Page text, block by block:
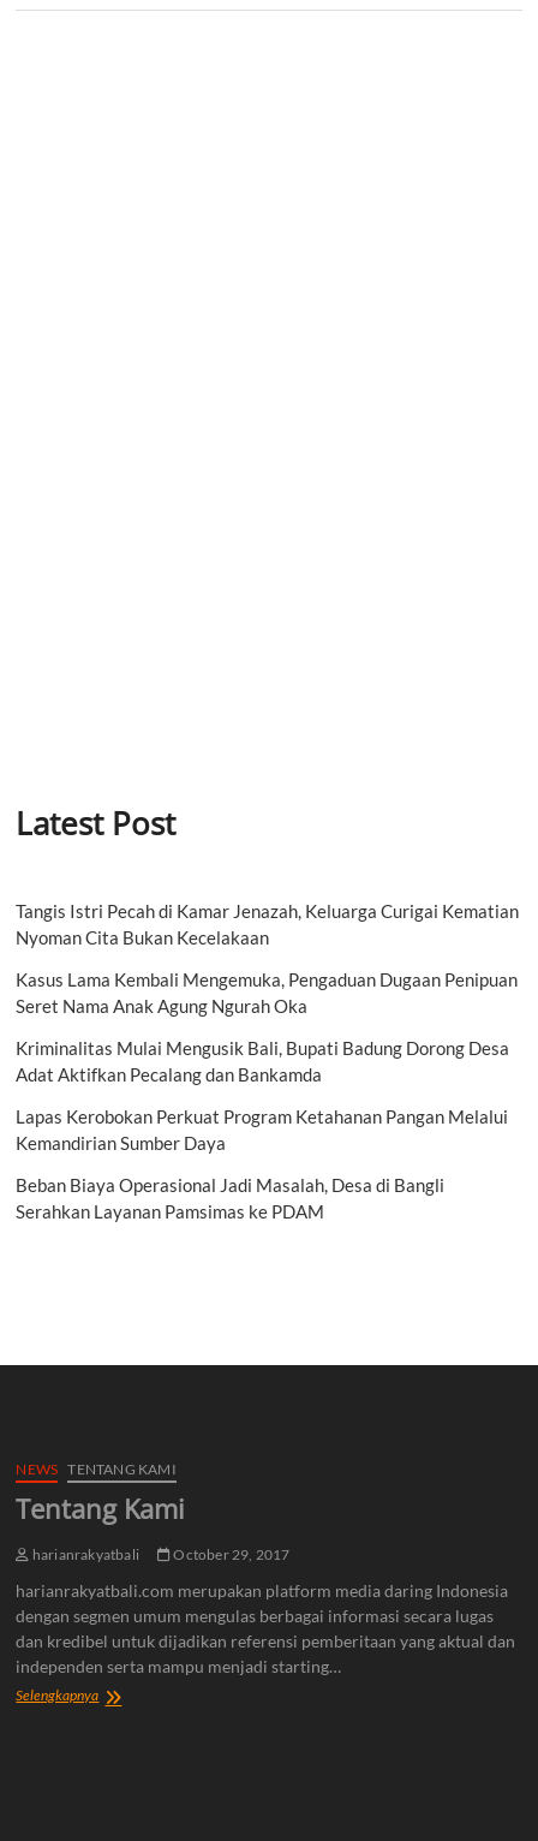
Latest Post
Tangis Istri Pecah di Kamar Jenazah, Keluarga Curigai Kematian
Nyoman Cita Bukan Kecelakaan
Kasus Lama Kembali Mengemuka, Pengaduan Dugaan Penipuan
Seret Nama Anak Agung Ngurah Oka
Kriminalitas Mulai Mengusik Bali, Bupati Badung Dorong Desa
Adat Aktifkan Pecalang dan Bankamda
Lapas Kerobokan Perkuat Program Ketahanan Pangan Melalui
Kemandirian Sumber Daya
Beban Biaya Operasional Jadi Masalah, Desa di Bangli
Serahkan Layanan Pamsimas ke PDAM
NEWS TENTANG KAMI
Tentang Kami
harianrakyatbali October 29, 2017
harianrakyatbali.com merupakan platform media daring Indonesia
dengan segmen umum mengulas berbagai informasi secara lugas
dan kredibel untuk dijadikan referensi pemberitaan yang aktual dan
independen serta mampu menjadi starting…
SelengkapnyaTentang